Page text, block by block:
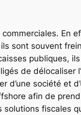
En
sont souvent
publiques,
de délocaliser
d’une société et
afin de
fiscales